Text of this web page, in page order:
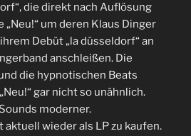
die direkt nach Auflösung
um deren Klaus Dinger
Debüt „la düsseldorf“ an
anschleißen. Die
die hypnotischen Beats
gar nicht so unähnlich.
moderner.
aktuell wieder als LP zu kaufen.